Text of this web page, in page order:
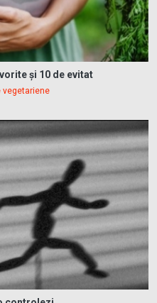
și 10 de evitat
vegetariene